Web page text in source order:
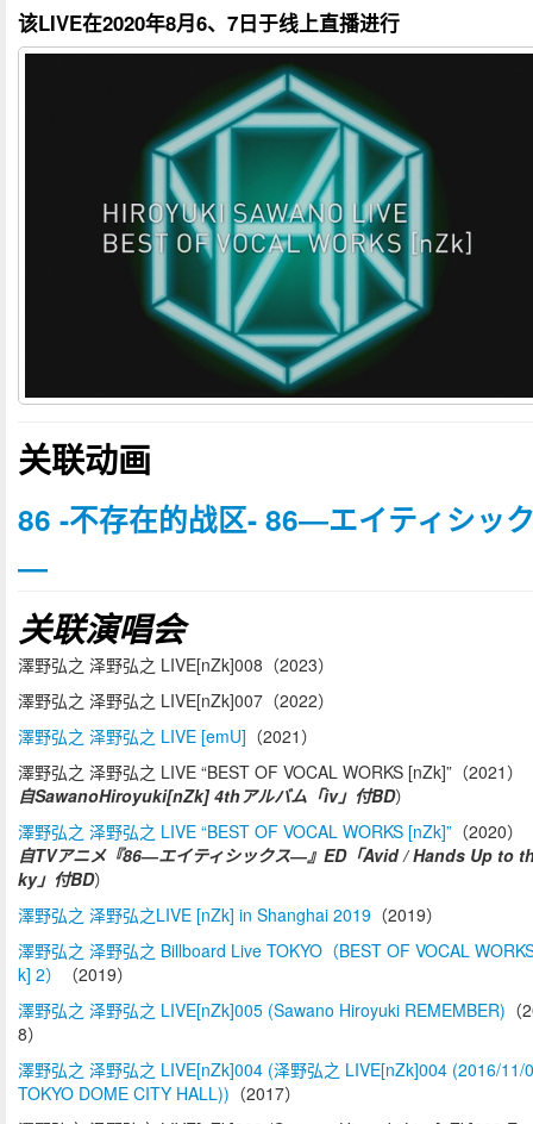
该LIVE在2020年8月6、7日于线上直播进行
关联动画
86 -不存在的战区- 86―エイティシッ
―
关联演唱会
澤野弘之 泽野弘之 LIVE[nZk]008（2023）
澤野弘之 泽野弘之 LIVE[nZk]007（2022）
澤野弘之 泽野弘之 LIVE [emU] （2021）
澤野弘之 泽野弘之 LIVE “BEST OF VOCAL WORKS [nZk]”（2021）
自SawanoHiroyuki[nZk] 4thアルバム「iv」付BD）
澤野弘之 泽野弘之 LIVE “BEST OF VOCAL WORKS [nZk]” （2020）
自TVアニメ『86―エイティシックス―』ED「Avid / Hands Up to
ky」付BD）
澤野弘之 泽野弘之LIVE [nZk] in Shanghai 2019 （2019）
澤野弘之 泽野弘之 Billboard Live TOKYO（BEST OF VOCAL
k] 2）
（2019）
澤野弘之 泽野弘之 LIVE[nZk]005 (Sawano Hiroyuki REMEMBER)
8）
澤野弘之 泽野弘之 LIVE[nZk]004 (泽野弘之 LIVE[nZk]004 (2016/11/
TOKYO DOME CITY HALL)) （2017）